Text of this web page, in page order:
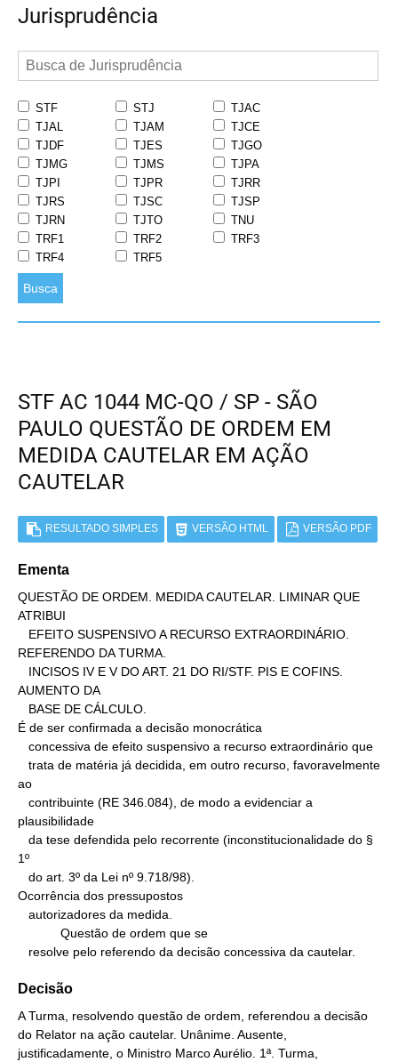
Jurisprudência
STF STJ
TJAC
TJAL
TJAM
TJCE
TJDF
TJES
TJGO
TJMG
TJMS
TJPA
TJPI
TJPR
TJRR
TJRS
TJSC
TJSP
TJRN
TJTO
TNU
TRF1
TRF2
TRF3
TRF4
TRF5
Busca
STF AC 1044 MC-QO / SP - SÃO
PAULO QUESTÃO DE ORDEM EM
MEDIDA CAUTELAR EM AÇÃO
CAUTELAR
RESULTADO SIMPLES VERSÃO HTML VERSÃO PDF
Ementa
QUESTÃO DE ORDEM. MEDIDA CAUTELAR. LIMINAR QUE
ATRIBUI
REFERENDO DA TURMA.
AUMENTO DA
É de ser confirmada a decisão monocrática
ao
plausibilidade
1º
Ocorrência dos pressupostos
   resolve pelo referendo da decisão concessiva da cautelar.
Decisão
A Turma, resolvendo questão de ordem, referendou a decisão
do Relator na ação cautelar. Unânime. Ausente,
justificadamente, o Ministro Marco Aurélio. 1ª. Turma,